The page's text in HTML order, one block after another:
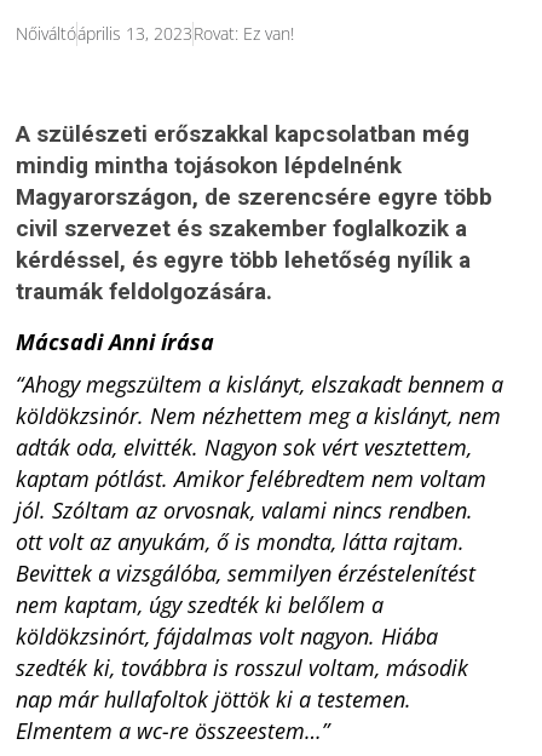
Nőiváltóáprilis 13, 2023Rovat: Ez van!
A szülészeti erőszakkal kapcsolatban még
mindig mintha tojásokon lépdelnénk
Magyarországon, de szerencsére egyre több
civil szervezet és szakember foglalkozik a
kérdéssel, és egyre több lehetőség nyílik a
traumák feldolgozására.
Mácsadi Anni írása
“Ahogy megszültem a kislányt, elszakadt bennem a
köldökzsinór. Nem nézhettem meg a kislányt, nem
adták oda, elvitték. Nagyon sok vért vesztettem,
kaptam pótlást. Amikor felébredtem nem voltam
jól. Szóltam az orvosnak, valami nincs rendben.
ott volt az anyukám, ő is mondta, látta rajtam.
Bevittek a vizsgálóba, semmilyen érzéstelenítést
nem kaptam, úgy szedték ki belőlem a
köldökzsinórt, fájdalmas volt nagyon. Hiába
szedték ki, továbbra is rosszul voltam, második
nap már hullafoltok jöttök ki a testemen.
Elmentem a wc-re összeestem…”